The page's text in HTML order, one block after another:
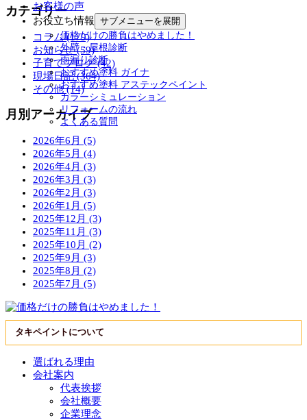
お客様の声
お役立ち情報 サブメニューを展開
価格だけの勝負はやめました！
外壁・屋根診断
雨漏り診断
おすすめ塗料 ガイナ
おすすめ塗料 アステックペイント
カラーシミュレーション
リフォームの流れ
よくある質問
カテゴリー
コラム (179)
お知らせ (59)
子育てブログ (42)
現場日記 (364)
その他 (14)
月別アーカイブ
2026年6月 (5)
2026年5月 (4)
2026年4月 (3)
2026年3月 (3)
2026年2月 (3)
2026年1月 (5)
2025年12月 (3)
2025年11月 (3)
2025年10月 (2)
2025年9月 (3)
2025年8月 (2)
2025年7月 (5)
タキペイントについて
選ばれる理由
会社案内
代表挨拶
会社概要
企業理念